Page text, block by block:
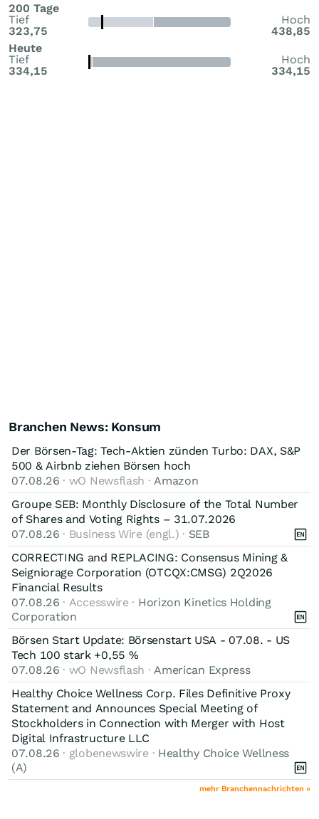
200 Tage
Tief
323,75
Hoch
438,85
Heute
Tief
334,15
Hoch
334,15
Branchen News: Konsum
Der Börsen-Tag: Tech-Aktien zünden Turbo: DAX, S&P
500 & Airbnb ziehen Börsen hoch
07.08.26 · wO Newsflash · Amazon
Groupe SEB: Monthly Disclosure of the Total Number
of Shares and Voting Rights – 31.07.2026
07.08.26 · Business Wire (engl.) · SEB
CORRECTING and REPLACING: Consensus Mining &
Seigniorage Corporation (OTCQX:CMSG) 2Q2026
Financial Results
07.08.26 · Accesswire · Horizon Kinetics Holding
Corporation
Börsen Start Update: Börsenstart USA - 07.08. - US
Tech 100 stark +0,55 %
07.08.26 · wO Newsflash · American Express
Healthy Choice Wellness Corp. Files Definitive Proxy
Statement and Announces Special Meeting of
Stockholders in Connection with Merger with Host
Digital Infrastructure LLC
07.08.26 · globenewswire · Healthy Choice Wellness
(A)
mehr Branchennachrichten »